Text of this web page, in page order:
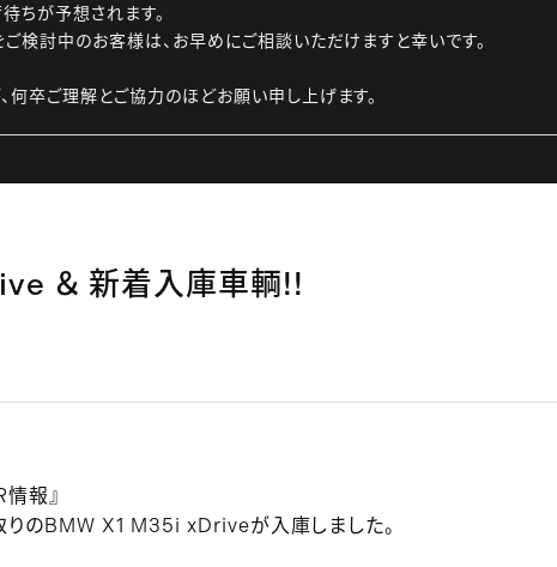
ちが予想されます。
検討中のお客様は、お早めにご相談いただけますと幸いです。
卒ご理解とご協力のほどお願い申し上げます。
＆ 新着入庫車輌!!
報』
りのBMW X1 M35i xDriveが入庫しました。